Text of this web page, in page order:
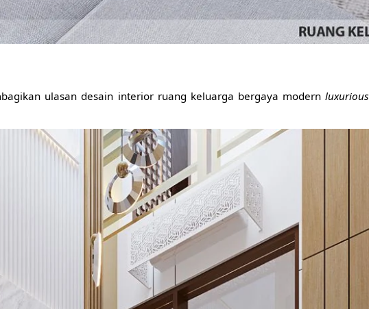
ulasan desain interior ruang keluarga bergaya modernluxurious